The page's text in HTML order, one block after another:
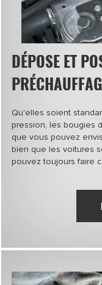
DÉPOSE ET
Qu'elles soient
pression, les bougies
que vous pouvez
bien que les voitures
pouvez toujours faire